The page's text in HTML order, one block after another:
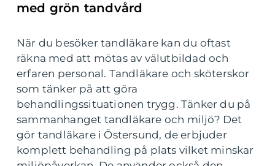
med grön tandvård
När du besöker tandläkare kan du oftast
räkna med att mötas av välutbildad och
erfaren personal. Tandläkare och sköterskor
som tänker på att göra
behandlingssituationen trygg. Tänker du på
sammanhanget tandläkare och miljö? Det
gör tandläkare i Östersund, de erbjuder
komplett behandling på plats vilket minskar